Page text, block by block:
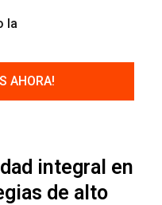
la
integral en
de alto